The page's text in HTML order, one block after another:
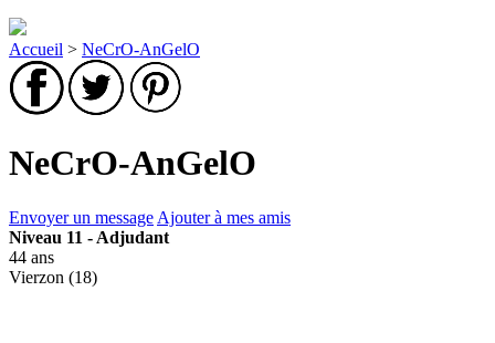
Accueil > NeCrO-AnGelO
NeCrO-AnGelO
Envoyer un message Ajouter à mes amis
Niveau 11 - Adjudant
44 ans
Vierzon (18)